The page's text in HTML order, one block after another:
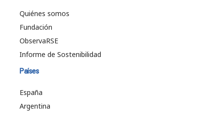
Quiénes somos
Fundación
ObservaRSE
Informe de Sostenibilidad
Países
España
Argentina